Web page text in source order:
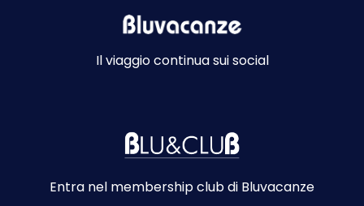
Il viaggio continua sui social
Entra nel membership club di Bluvacanze